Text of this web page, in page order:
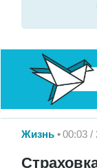
Жизнь 00:03 /